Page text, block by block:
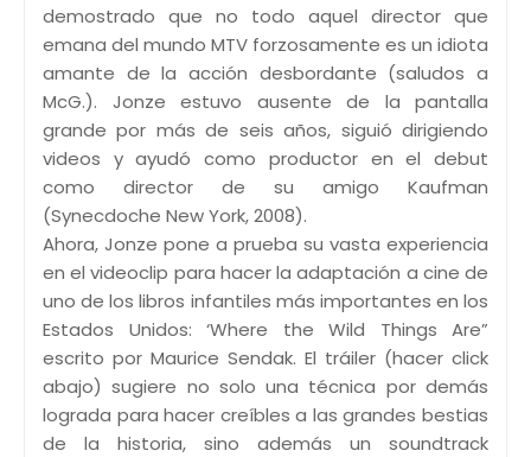
demostrado que no todo aquel director que
emana del mundo MTV forzosamente es un idiota
amante de la acción desbordante (saludos a
McG.). Jonze estuvo ausente de la pantalla
grande por más de seis años, siguió dirigiendo
videos y ayudó como productor en el debut
como director de su amigo Kaufman
(Synecdoche New York, 2008).
Ahora, Jonze pone a prueba su vasta experiencia
en el videoclip para hacer la adaptación a cine de
uno de los libros infantiles más importantes en los
Estados Unidos: ‘Where the Wild Things Are”
escrito por Maurice Sendak. El tráiler (hacer click
abajo) sugiere no solo una técnica por demás
lograda para hacer creíbles a las grandes bestias
de la historia, sino además un soundtrack